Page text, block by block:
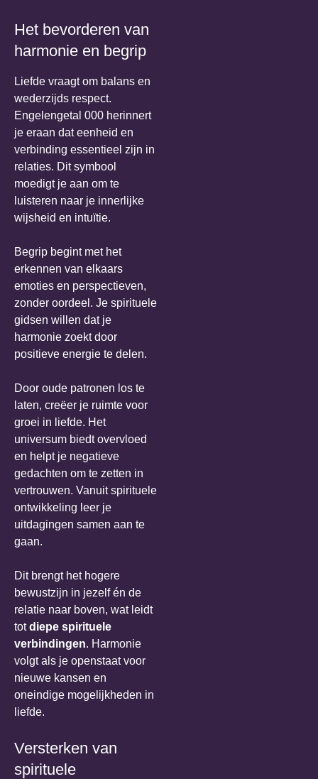
Het bevorderen van
harmonie en begrip
Liefde vraagt om balans en
wederzijds respect.
Engelengetal 000 herinnert
je eraan dat eenheid en
verbinding essentieel zijn in
relaties. Dit symbool
moedigt je aan om te
luisteren naar je innerlijke
wijsheid en intuïtie.
Begrip begint met het
erkennen van elkaars
emoties en perspectieven,
zonder oordeel. Je spirituele
gidsen willen dat je
harmonie zoekt door
positieve energie te delen.
Door oude patronen los te
laten, creëer je ruimte voor
groei in liefde. Het
universum biedt overvloed
en helpt je negatieve
gedachten om te zetten in
vertrouwen. Vanuit spirituele
ontwikkeling leer je
uitdagingen samen aan te
gaan.
Dit brengt het hogere
bewustzijn in jezelf én de
relatie naar boven, wat leidt
totdiepe spirituele
verbindingen. Harmonie
volgt als je openstaat voor
nieuwe kansen en
oneindige mogelijkheden in
liefde.
Versterken van
spirituele